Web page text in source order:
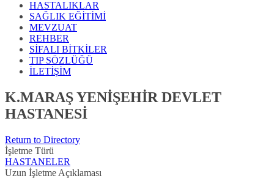
HASTALIKLAR
SAĞLIK EĞİTİMİ
MEVZUAT
REHBER
SİFALI BİTKİLER
TIP SÖZLÜĞÜ
İLETİŞİM
K.MARAŞ YENİŞEHİR DEVLET
HASTANESİ
Return to Directory
İşletme Türü
HASTANELER
Uzun İşletme Açıklaması